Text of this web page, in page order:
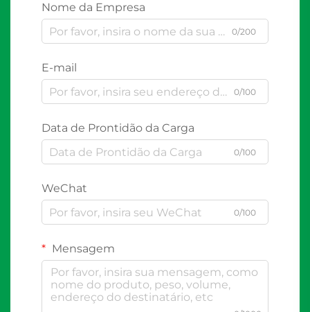
Nome da Empresa
0/200
E-mail
0/100
Data de Prontidão da Carga
0/100
WeChat
0/100
Mensagem